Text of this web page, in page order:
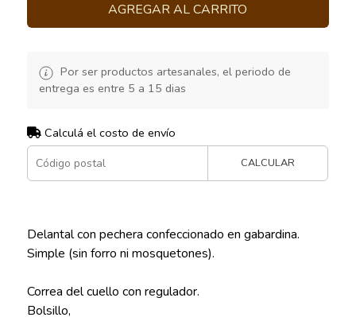
AGREGAR AL CARRITO
Por ser productos artesanales, el periodo de
entrega es entre 5 a 15 dias
Calculá el costo de envío
CALCULAR
Delantal con pechera confeccionado en gabardina.
Simple (sin forro ni mosquetones).
Correa del cuello con regulador.
Bolsillo,